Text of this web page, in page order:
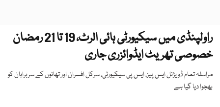
راولپنڈی میں سیکیورٹی ہائی الرٹ، 19 تا 21 رمضان
خصوصی تھریٹ ایڈوائزری جاری
مراسلہ تمام ڈویژنل ایس پیز، ایس پی سیکیورٹی، سرکل افسران اور تھانوں کے سربراہان کو
بھجوا دیا گیا ہے